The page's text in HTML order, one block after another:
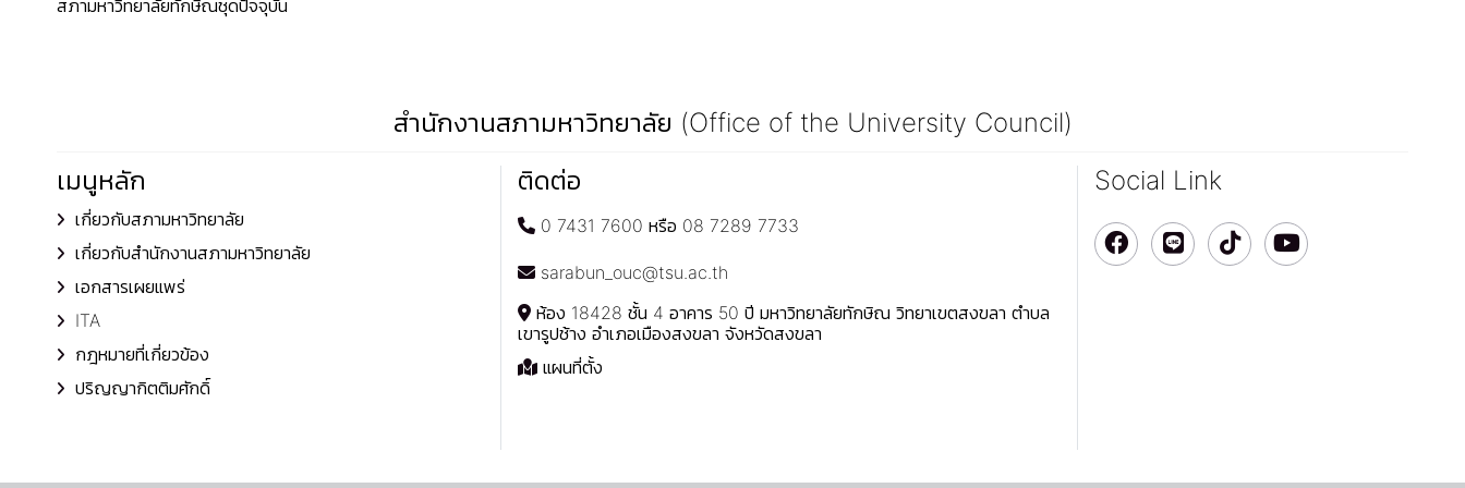
สภามหาวิทยาลัยทักษิณชุดปัจจุบัน
สำนักงานสภามหาวิทยาลัย (Office of the University Council)
เมนูหลัก
เกี่ยวกับสภามหาวิทยาลัย
เกี่ยวกับสำนักงานสภามหาวิทยาลัย
เอกสารเผยแพร่
ITA
กฎหมายที่เกี่ยวข้อง
ปริญญากิตติมศักดิ์
ติดต่อ
0 7431 7600 หรือ 08 7289 7733
sarabun_ouc@tsu.ac.th
ห้อง 18428 ชั้น 4 อาคาร 50 ปี มหาวิทยาลัยทักษิณ วิทยาเขตสงขลา ตำบล
เขารูปช้าง อำเภอเมืองสงขลา จังหวัดสงขลา
แผนที่ตั้ง
Social Link